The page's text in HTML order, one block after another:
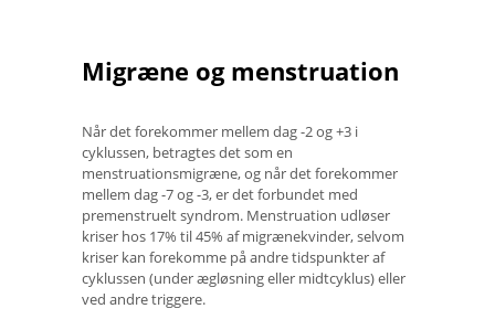
Migræne og menstruation
Når det forekommer mellem dag -2 og +3 i
cyklussen, betragtes det som en
menstruationsmigræne, og når det forekommer
mellem dag -7 og -3, er det forbundet med
premenstruelt syndrom. Menstruation udløser
kriser hos 17% til 45% af migrænekvinder, selvom
kriser kan forekomme på andre tidspunkter af
cyklussen (under ægløsning eller midtcyklus) eller
ved andre triggere.